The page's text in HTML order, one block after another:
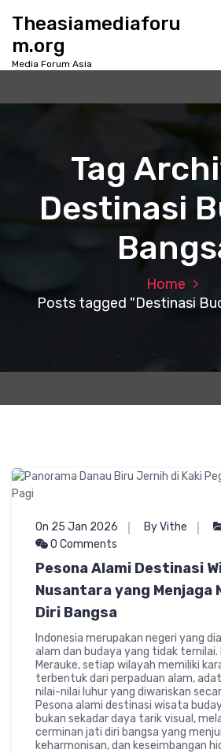
Theasiamediaforu
m.org
Media Forum Asia
Tag
Destinasi
Home
Posts tagged "Destinasi
On 25 Jan 2026 By Vithe
0 Comments
Pesona Alami Destinasi
Nusantara yang Menjaga
Diri Bangsa
Indonesia merupakan negeri yang
alam dan budaya yang tidak ternilai.
Merauke, setiap wilayah memiliki
terbentuk dari perpaduan alam,
nilai-nilai luhur yang diwariskan
Pesona alami destinasi wisata
bukan sekadar daya tarik visual,
cerminan jati diri bangsa yang
keharmonisan, dan keseimbangan